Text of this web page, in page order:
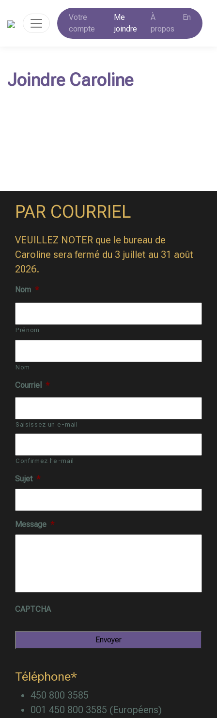
Votre
compte
Me
joindre
À
propos
En
Joindre Caroline
PAR COURRIEL
VEUILLEZ NOTER que le bureau de
Caroline sera fermé du 3 juillet au 31 août
2026.
Nom *
Prénom
Nom
Courriel *
Saisissez un e-mail
Confirmez l’e-mail
Sujet *
Message *
CAPTCHA
Téléphone*
450 800 3585
001 450 800 3585 (Européens)